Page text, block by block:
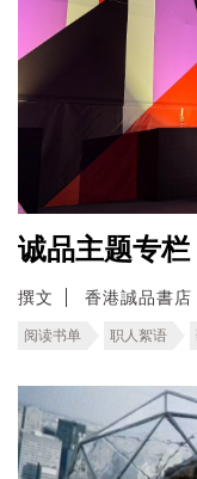
诚品主题专
撰文 香港誠品書店
阅读书单 职人絮语